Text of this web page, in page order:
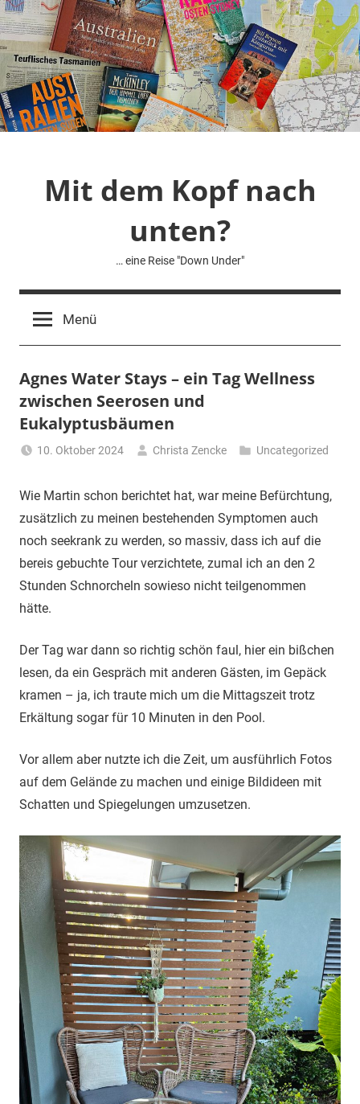
Zum
Inhalt
springen
Mit dem Kopf nach
unten?
… eine Reise "Down Under"
Menü
Agnes Water Stays – ein Tag Wellness
zwischen Seerosen und
Eukalyptusbäumen
10. Oktober 2024 Christa Zencke Uncategorized
Wie Martin schon berichtet hat, war meine Befürchtung,
zusätzlich zu meinen bestehenden Symptomen auch
noch seekrank zu werden, so massiv, dass ich auf die
bereis gebuchte Tour verzichtete, zumal ich an den 2
Stunden Schnorcheln sowieso nicht teilgenommen
hätte.
Der Tag war dann so richtig schön faul, hier ein bißchen
lesen, da ein Gespräch mit anderen Gästen, im Gepäck
kramen – ja, ich traute mich um die Mittagszeit trotz
Erkältung sogar für 10 Minuten in den Pool.
Vor allem aber nutzte ich die Zeit, um ausführlich Fotos
auf dem Gelände zu machen und einige Bildideen mit
Schatten und Spiegelungen umzusetzen.